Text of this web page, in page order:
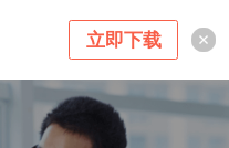
立即下载